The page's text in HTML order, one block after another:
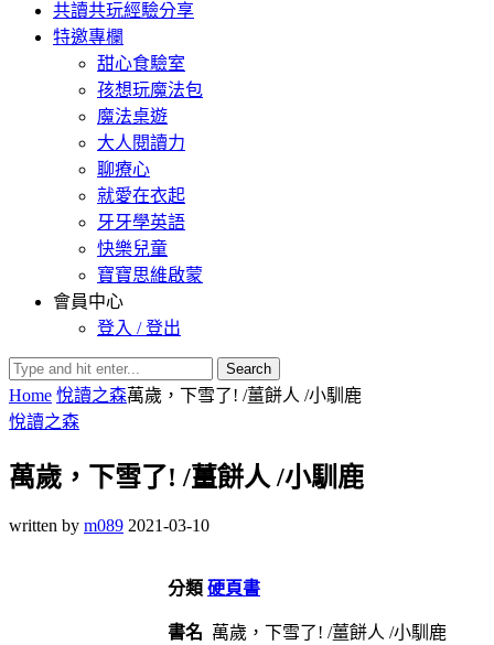
共讀共玩經驗分享
特邀專欄
甜心食驗室
孩想玩魔法包
魔法桌遊
大人閱讀力
聊療心
就愛在衣起
牙牙學英語
快樂兒童
寶寶思維啟蒙
會員中心
登入 / 登出
Search
Home 悅讀之森萬歲，下雪了! /薑餅人 /小馴鹿
悅讀之森
萬歲，下雪了! /薑餅人 /小馴鹿
written by m089 2021-03-10
分類 硬頁書
書名 萬歲，下雪了! /薑餅人 /小馴鹿